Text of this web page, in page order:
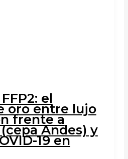
el
oro entre lujo
frente a
Andes) y
19 en